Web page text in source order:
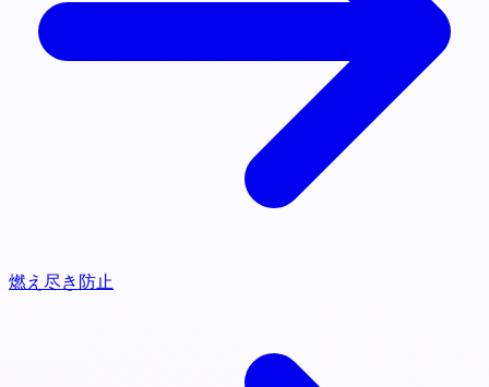
燃え尽き防止